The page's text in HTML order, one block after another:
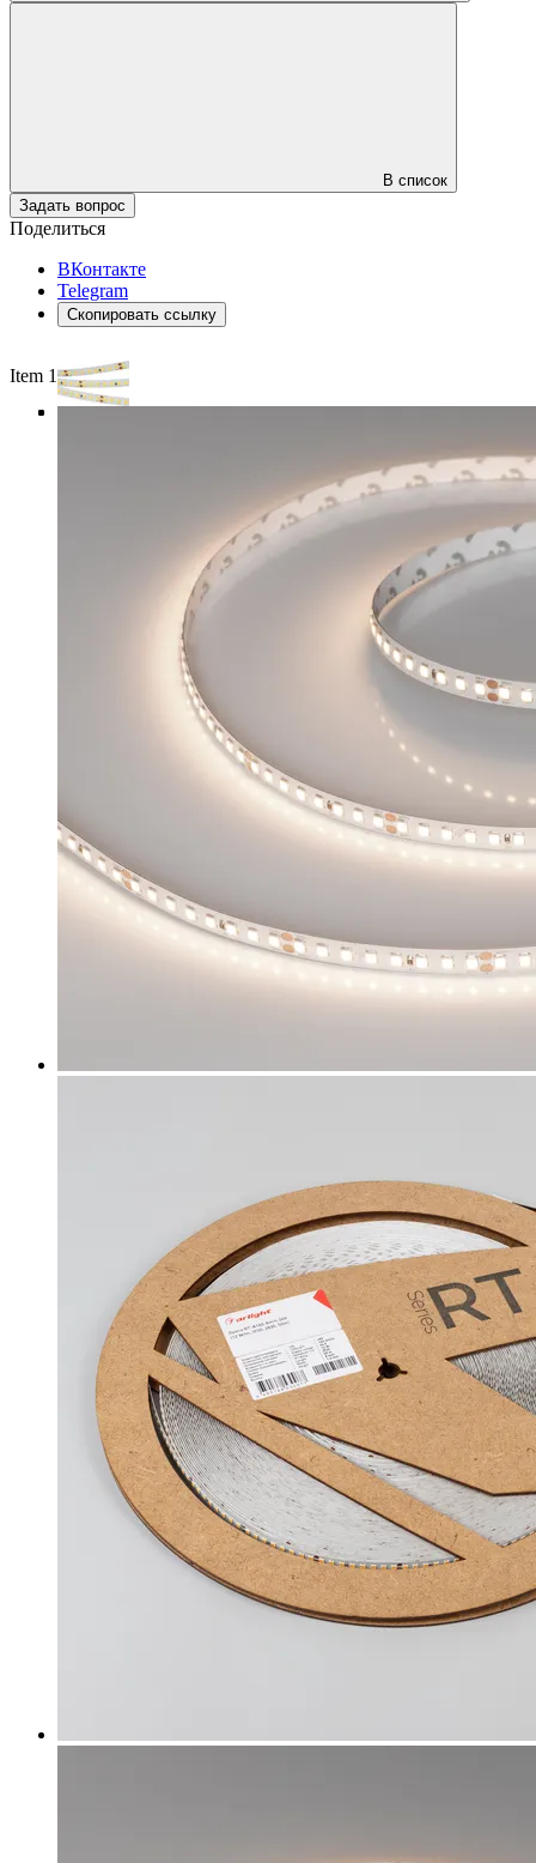
В список
Задать вопрос
Поделиться
ВКонтакте
Telegram
Скопировать ссылку
Item 1 of 4